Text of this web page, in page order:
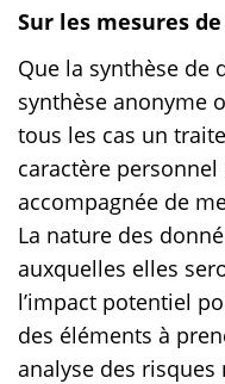
Sur les mesures
Que la synthèse de
synthèse anonyme
tous les cas un
caractère
accompagnée de
La nature des
auxquelles elles
l’impact potentiel
des éléments à
analyse des